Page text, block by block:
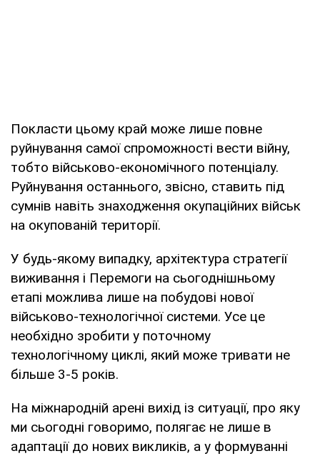
Покласти цьому край може лише повне
руйнування самої спроможності вести війну,
тобто військово-економічного потенціалу.
Руйнування останнього, звісно, ставить під
сумнів навіть знаходження окупаційних військ
на окупованій території.
У будь-якому випадку, архітектура стратегії
виживання і Перемоги на сьогоднішньому
етапі можлива лише на побудові нової
військово-технологічної системи. Усе це
необхідно зробити у поточному
технологічному циклі, який може тривати не
більше 3-5 років.
На міжнародній арені вихід із ситуації, про яку
ми сьогодні говоримо, полягає не лише в
адаптації до нових викликів, а у формуванні